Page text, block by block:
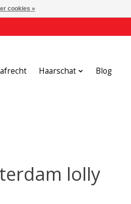
Haarschat Blog
lolly
cookies »